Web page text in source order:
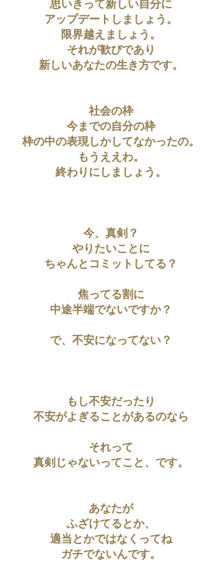
思いきって新しい自分に
アップデートしましょう。
限界越えましょう。
それが歓びであり
新しいあなたの生き方です。
社会の枠
今までの自分の枠
枠の中の表現しかしてなかったの。
もうええわ。
終わりにしましょう。
今、真剣？
やりたいことに
ちゃんとコミットしてる？
焦ってる割に
中途半端でないですか？
で、不安になってない？
もし不安だったり
不安がよぎることがあるのなら
それって
真剣じゃないってこと、です。
あなたが
ふざけてるとか、
適当とかではなくってね
ガチでないんです。